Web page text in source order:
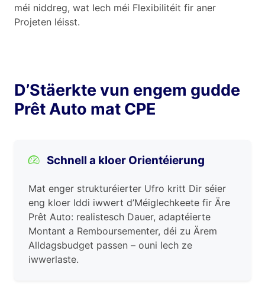
méi niddreg, wat Iech méi Flexibilitéit fir aner
Projeten léisst.
D’Stäerkte vun engem gudde
Prêt Auto mat CPE
Schnell a kloer Orientéierung
Mat enger strukturéierter Ufro kritt Dir séier
eng kloer Iddi iwwert d’Méiglechkeete fir Äre
Prêt Auto: realistesch Dauer, adaptéierte
Montant a Remboursementer, déi zu Ärem
Alldagsbudget passen – ouni Iech ze
iwwerlaste.